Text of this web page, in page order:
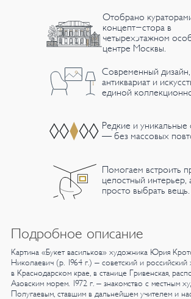
Отобрано
концепт-стора в
четырехэтажном
центре Москвы.
Современный дизайн,
антиквариат и
единой
Редкие и уникальные
— без массовых
Помогаем встроить
целостный интерьер,
просто выбрать вещь.
Подробное описание
Картина «Букет васильков» художника Юрия
Николаевич (р. 1964 г.) – советский и российский
в Краснодарском крае, в станице Гривенская,
Азовским морем. 1972 г. – знакомство с местным
Полугаевым, ставшим в дальнейшем учителем и